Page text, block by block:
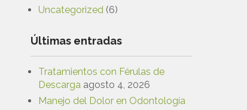
Uncategorized (6)
Últimas entradas
Tratamientos con Férulas de
Descarga agosto 4, 2026
Manejo del Dolor en Odontología